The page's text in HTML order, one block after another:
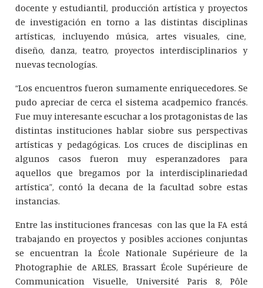
docente y estudiantil, producción artística y proyectos
de investigación en torno a las distintas disciplinas
artísticas, incluyendo música, artes visuales, cine,
diseño, danza, teatro, proyectos interdisciplinarios y
nuevas tecnologías.
“Los encuentros fueron sumamente enriquecedores. Se
pudo apreciar de cerca el sistema acadpemico francés.
Fue muy interesante escuchar a los protagonistas de las
distintas instituciones hablar siobre sus perspectivas
artísticas y pedagógicas. Los cruces de disciplinas en
algunos casos fueron muy esperanzadores para
aquellos que bregamos por la interdisciplinariedad
artística”, contó la decana de la facultad sobre estas
instancias.
Entre las instituciones francesas con las que la FA está
trabajando en proyectos y posibles acciones conjuntas
se encuentran la École Nationale Supérieure de la
Photographie de ARLES, Brassart École Supérieure de
Communication Visuelle, Université Paris 8, Pôle